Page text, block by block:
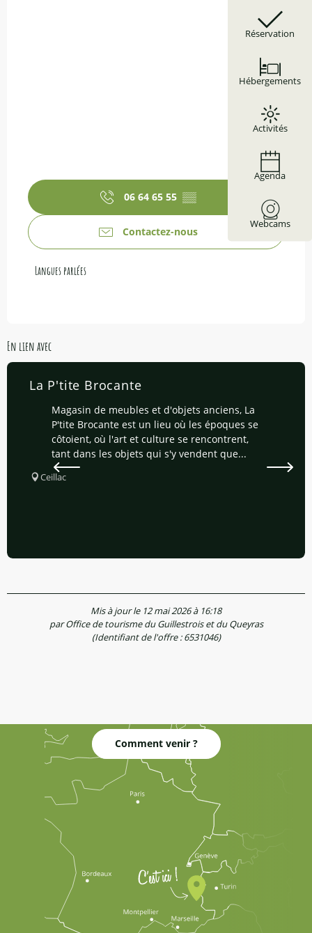
Réservation
Hébergements
Activités
Agenda
Webcams
06 64 65 55 ▒▒
Contactez-nous
Langues parlées
Langues parlées
En lien avec
La P'tite Brocante
Magasin de meubles et d'objets anciens, La
P'tite Brocante est un lieu où les époques se
côtoient, où l'art et culture se rencontrent,
tant dans les objets qui s'y vendent que...
Ceillac
Mis à jour le 12 mai 2026 à 16:18
par Office de tourisme du Guillestrois et du Queyras
(Identifiant de l'offre :6531046)
Comment venir ?